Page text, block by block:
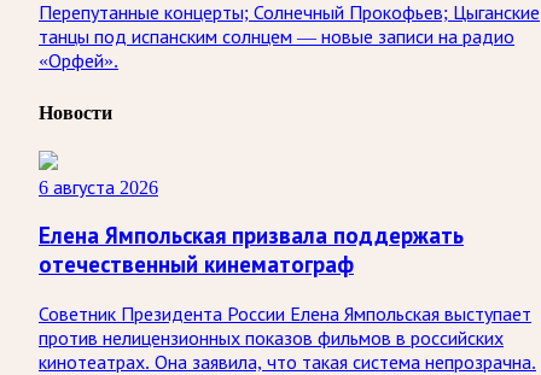
Перепутанные концерты; Солнечный Прокофьев; Цыганские
танцы под испанским солнцем — новые записи на радио
«Орфей».
Новости
6 августа 2026
Елена Ямпольская призвала поддержать
отечественный кинематограф
Советник Президента России Елена Ямпольская выступает
против нелицензионных показов фильмов в российских
кинотеатрах. Она заявила, что такая система непрозрачна.